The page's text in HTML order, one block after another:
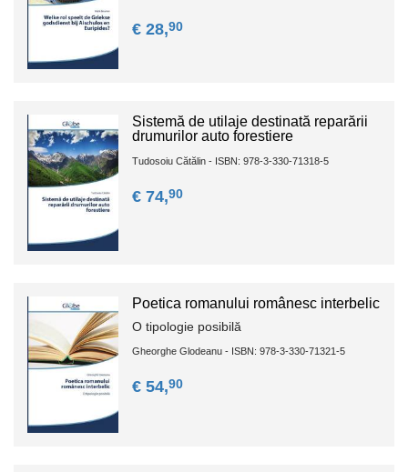
€ 28,90
Sistemă de utilaje destinată reparării
drumurilor auto forestiere
Tudosoiu Cătălin - ISBN: 978-3-330-71318-5
€ 74,90
Poetica romanului românesc interbelic
O tipologie posibilă
Gheorghe Glodeanu - ISBN: 978-3-330-71321-5
€ 54,90